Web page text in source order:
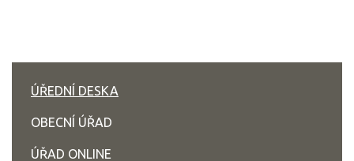
ÚŘEDNÍ DESKA
OBECNÍ ÚŘAD
ÚŘAD ONLINE